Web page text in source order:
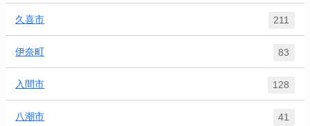
久喜市 211
伊奈町 83
入間市 128
八潮市 41